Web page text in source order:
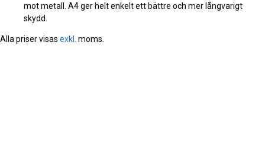
mot metall. A4 ger helt enkelt ett bättre och mer långvarigt
skydd.
Alla priser visas exkl. moms.